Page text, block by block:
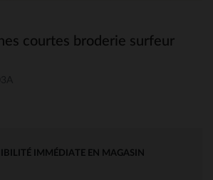
courtes broderie surfeur
IMMÉDIATE EN MAGASIN